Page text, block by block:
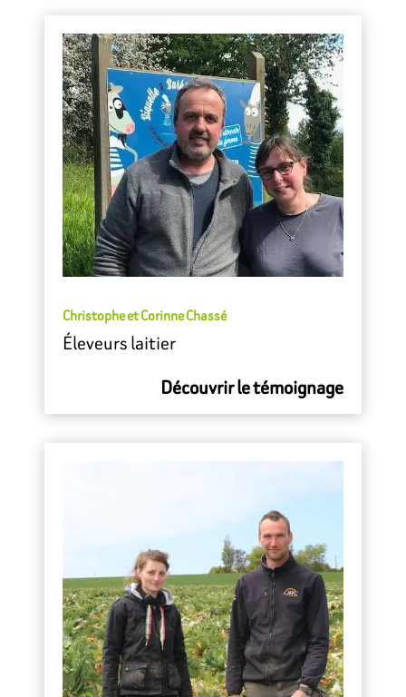
Christophe et Corinne Chassé
Éleveurs laitier
Découvrir le témoignage